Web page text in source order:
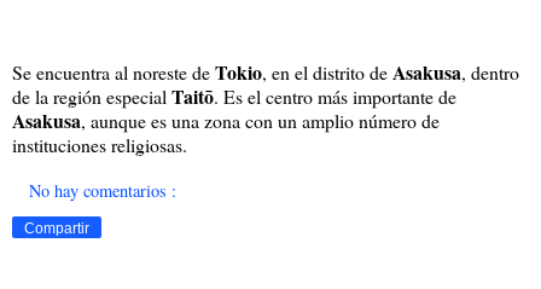
Se encuentra al noreste deTokio, en el distrito deAsakusa, dentro
de la región especial Taitō. Es el centro más importante de
Asakusa, aunque es una zona con un amplio número de
instituciones religiosas.
No hay comentarios :
Compartir